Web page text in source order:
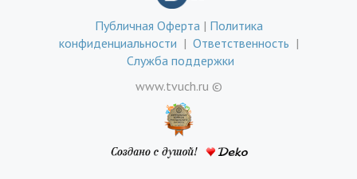
Публичная Оферта | Политика
конфиденциальности | Ответственность |
Служба поддержки
www.tvuch.ru ©